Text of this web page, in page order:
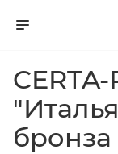
бронза